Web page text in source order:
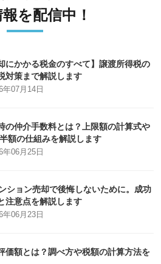
を配信中！
にかかる税金のすべて】譲渡所得税の
対策まで解説します
年07月14日
の仲介手数料とは？上限額の計算式や
額の仕組みを解説します
年06月25日
ション売却で後悔しないために。成功
注意点を解説します
年06月23日
価額とは？調べ方や税額の計算方法を